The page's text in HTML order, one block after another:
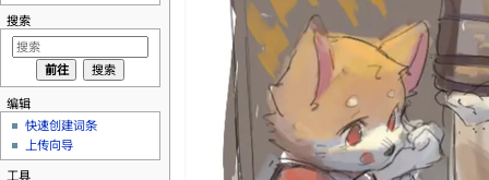
搜索
编辑
快速创建词条
上传向导
工具